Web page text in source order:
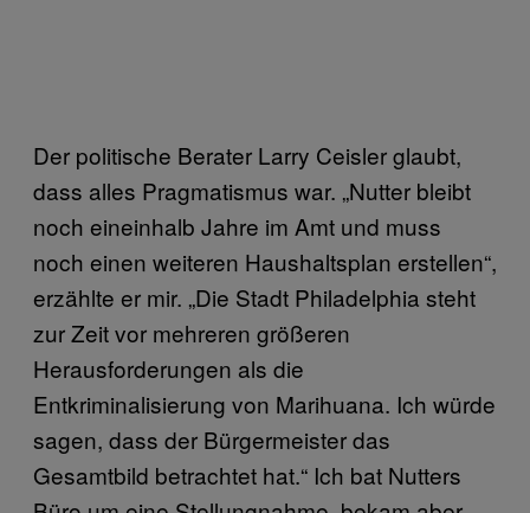
Der politische Berater Larry Ceisler glaubt,
dass alles Pragmatismus war. „Nutter bleibt
noch eineinhalb Jahre im Amt und muss
noch einen weiteren Haushaltsplan erstellen“,
erzählte er mir. „Die Stadt Philadelphia steht
zur Zeit vor mehreren größeren
Herausforderungen als die
Entkriminalisierung von Marihuana. Ich würde
sagen, dass der Bürgermeister das
Gesamtbild betrachtet hat.“ Ich bat Nutters